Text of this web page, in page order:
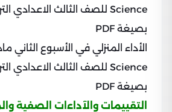
بصيغة PDF
الأداء المنزلي في الأسبوع الثاني
بصيغة PDF
التقييمات والآداءات الصفية